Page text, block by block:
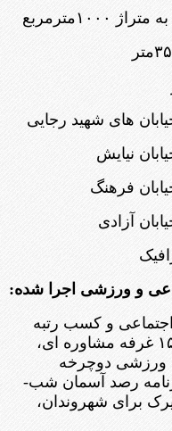
های شهید رجایی
نیایش
فرهنگ
آزادی
و ورزشی اجرا شده:
و کسب رتبه
اول در شهرستان بوشهر ( برپایی ۱۵ غرفه مشاوره ای،
ورزشی دوچرخه
رصد آسمان شب-
۵۰درصدی سیرک برای شهروندان،